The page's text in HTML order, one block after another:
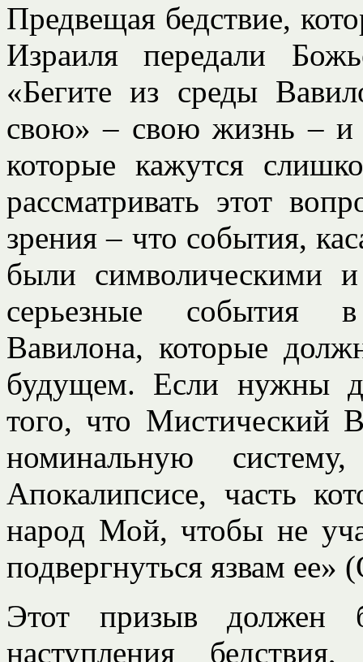
Предвещая бедствие,
Израиля передали
«Бегите из среды
свою» – свою жизнь – и
которые кажутся
рассматривать этот
зрения – что события,
были символическими и
серьезные события
Вавилона, которые
будущем. Если нужны
того, что Мистический
номинальную
Апокалипсисе, часть
народ Мой, чтобы не
подвергнуться язвам ее»
Этот призыв
наступления